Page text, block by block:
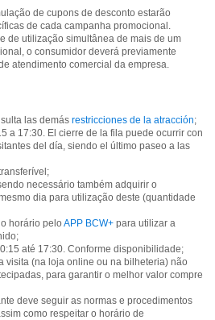
de cupons de desconto estarão
de cada campanha promocional.
de utilização simultânea de mais de um
o consumidor deverá previamente
atendimento comercial da empresa.
las demás restricciones de la atracción;
a 17:30. El cierre de la fila puede ocurrir con
del día, siendo el último paseo a las
necessário também adquirir o
dia para utilização deste (quantidade
horário pelo APP BCW+ para utilizar a
até 17:30. Conforme disponibilidade;
visita (na loja online ou na bilheteria) não
para garantir o melhor valor compre
deve seguir as normas e procedimentos
como respeitar o horário de